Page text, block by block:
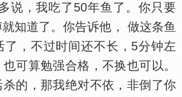
，我吃了50年鱼了。你只要
知道了。你告诉他， 做这条鱼
了，不过时间还不长，5分钟左
可算勉强合格，不换也可以。
的，那我绝对不依，非倒了你